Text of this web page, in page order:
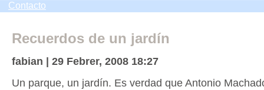
Contacto
Recuerdos de un jardín
fabian | 29 Febrer, 2008 18:27
Un parque, un jardín. Es verdad que Antonio